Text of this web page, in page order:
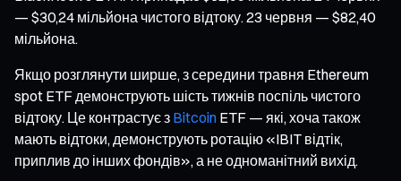
— $30,24 мільйона чистого відтоку. 23 червня — $82,40
мільйона.
Якщо розглянути ширше, з середини травня Ethereum
spot ETF демонструють шість тижнів поспіль чистого
відтоку. Це контрастує з Bitcoin ETF — які, хоча також
мають відтоки, демонструють ротацію «IBIT відтік,
приплив до інших фондів», а не одноманітний вихід.